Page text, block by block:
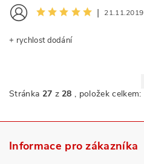
| 21.11.2019
+ rychlost dodání
Stránka 27 z 28 , položek celkem:
Informace pro zákazníka